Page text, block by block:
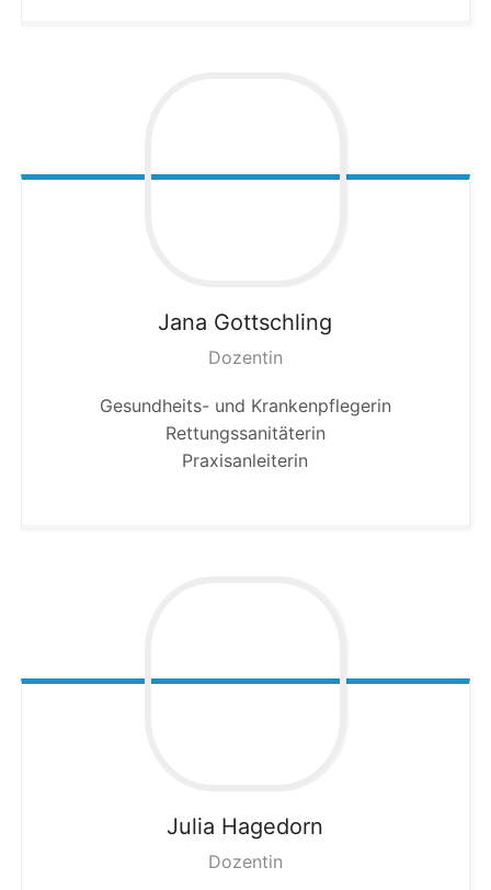
Jana Gottschling
Dozentin
Gesundheits- und Krankenpflegerin
Rettungssanitäterin
Praxisanleiterin
Julia Hagedorn
Dozentin